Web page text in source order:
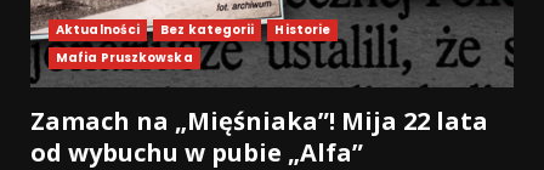
Aktualności Bez kategorii
Historie
Mafia Pruszkowska
Zamach na „Mięśniaka”! Mija 22 lata
od wybuchu w pubie „Alfa”